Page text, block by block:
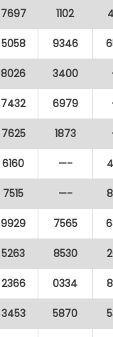
7697 1102
5058 9346
8026 3400
7432 6979
7625 1873
6160 —-
7515 —-
9929 7565
5263 8530
2366 0334
3453 5870